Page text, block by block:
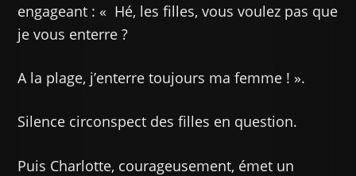
engageant : « Hé, les filles, vous voulez pas que
je vous enterre ?
A la plage, j’enterre toujours ma femme ! ».
Silence circonspect des filles en question.
Puis Charlotte, courageusement, émet un